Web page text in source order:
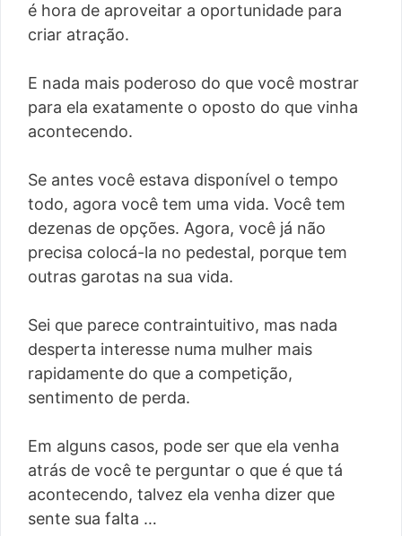
é hora de aproveitar a oportunidade para
criar atração.
E nada mais poderoso do que você mostrar
para ela exatamente o oposto do que vinha
acontecendo.
Se antes você estava disponível o tempo
todo, agora você tem uma vida. Você tem
dezenas de opções. Agora, você já não
precisa colocá-la no pedestal, porque tem
outras garotas na sua vida.
Sei que parece contraintuitivo, mas nada
desperta interesse numa mulher mais
rapidamente do que a competição,
sentimento de perda.
Em alguns casos, pode ser que ela venha
atrás de você te perguntar o que é que tá
acontecendo, talvez ela venha dizer que
sente sua falta …